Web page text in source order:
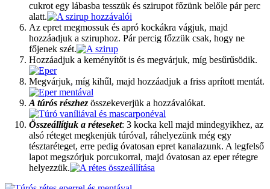
cukrot egy lábasba tesszük és szirupot főzünk belőle pár perc
alatt.
Az epret megmossuk és apró kockákra vágjuk, majd
hozzáadjuk a sziruphoz. Pár percig főzzük csak, hogy ne
főjenek szét.
Hozzáadjuk a keményítőt is és megvárjuk, míg besűrűsödik.
Megvárjuk, míg kihűl, majd hozzáadjuk a friss aprított mentát.
A túrós részhez összekeverjük a hozzávalókat.
Összeállítjuk a réteseket: 3 kocka kell majd mindegyikhez, az
alsó réteget megkenjük túróval, ráhelyezünk még egy
tésztaréteget, erre pedig óvatosan epret kanalazunk. A legfelső
lapot megszórjuk porcukorral, majd óvatosan az eper rétegre
helyezzük.